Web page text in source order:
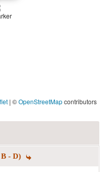
| ©OpenStreetMapcontributors
- D)